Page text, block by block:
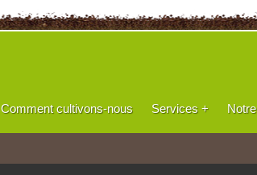
Comment cultivons-nous Services +